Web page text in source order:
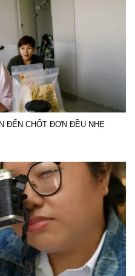
ĐẾN CHỐT ĐƠN ĐỀU NHẸ